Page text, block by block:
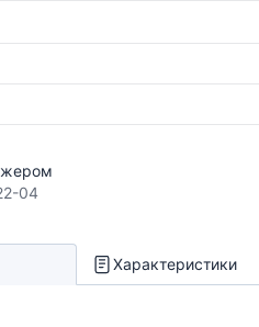
04
Характеристики